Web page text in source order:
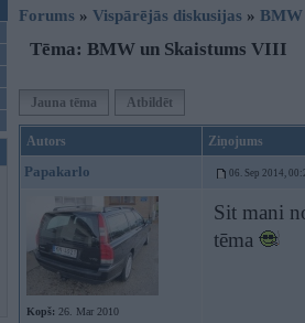
Forums » Vispārējās diskusijas » BMW
Tēma: BMW un Skaistums VIII
Jauna tēma Atbildēt
Autors Ziņojums
Papakarlo 06. Sep 2014,
Kopš: 26. Mar 2010
Sit mani
tēma